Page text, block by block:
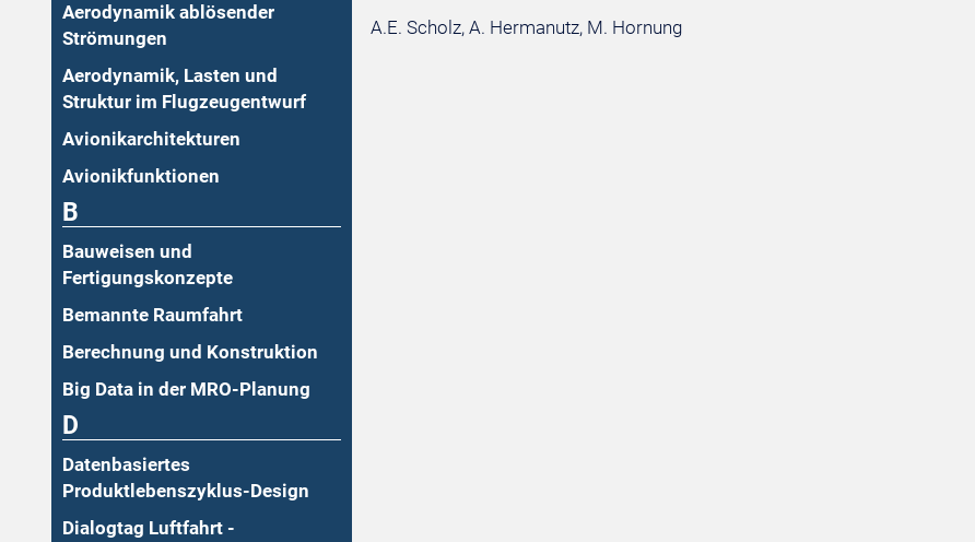
Aerodynamik ablösender
Strömungen
Aerodynamik, Lasten und
Struktur im Flugzeugentwurf
Avionikarchitekturen
Avionikfunktionen
B
Bauweisen und
Fertigungskonzepte
Bemannte Raumfahrt
Berechnung und Konstruktion
Big Data in der MRO-Planung
D
Datenbasiertes
Produktlebenszyklus-Design
Dialogtag Luftfahrt -
A.E. Scholz, A. Hermanutz, M. Hornung